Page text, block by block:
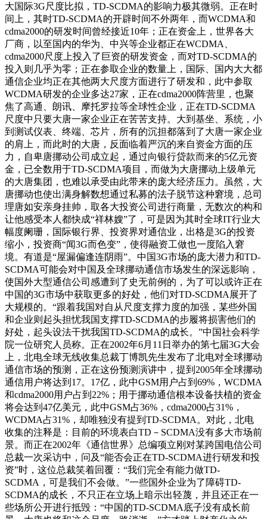
大国际3G尺度比拟，TD-SCDMA的影响力极其微弱。正在时
间上，其时TD-SCDMA的开辟时间不外两年，而WCDMA和
cdma2000的研发时间曾经接近10年；正在资金上，世界各大
厂商，以至国内的华为、中兴等企业都正在WCDMA、
cdma2000尺度上投入了巨资的研发资金，而对TD-SCDMA的
投入则几乎为零；正在参取企业的数量上，国际、国内大大都
通信企业均正在其他两大尺度方面进行了研发和，此中参取
WCDMA研发的企业多达27家，正在cdma2000阵营里，也聚
焦了高通、朗讯、摩托罗拉等全球性企业，正在TD-SCDMA
尺度中只要大唐一家企业正在苦苦支持。大到基坐、系统，小
到测试仪表、终端、芯片，所有的沉担都落到了大唐一家企业
的肩上，而此时的大唐，反面临着严沉的来自资金方面的压
力，自卑唐挪动公司成立起，通过向银行贷款而来的5亿元资
金，已全数用于TD-SCDMA项目，而做为大唐挪动上级单元
的大唐集团，也难以承受由此带来的庞大经济压力。虽然，大
唐挪动也使出满身解数想通过私募的法子脱节这种窘境，总司
理唐如安亲身挂帅，取各大投资公司进行商量，无数次的构和
让他感受本人都快成“祥林嫂”了，可是因为其时全球IT行业大
幅度阑珊，国际银行界、投资界对通信业，出格是3G的投资
缩小，投资商“闻3G而色变”，使得融资工做也一度陷入窘
境。有道是“屋漏偏逢连阴雨”。中国3G市场的庞大潜力和TD-
SCDMA可能会对中国及全球挪动通信市场发生的深远影响，
使国外大型通信公司感遭到了史无前例的，为了可以或许正在
中国的3G市场中获取更多的好处，他们对TD-SCDMA展开了
大规模的。“跟着我国对自从尺度支撑力度的加强，某些外国
和企业则起头担忧我国支撑TD-SCDMA的步履将损害他们的
好处，起头设法干扰我国TD-SCDMA的成长。”中国社会科学
院一位研究人员称。正在2002年6月11日举办的第七届3G大会
上，北电全球无线收集总裁丁博凯先生发布了北电对全球挪动
通信市场的预测，正在这份预测演讲中，提到2005年全球挪动
通信用户将达到17。17亿，此中GSM用户占到69%，WCDMA
和cdma2000用户占到22%；用于挪动通信根本设备扶植的资金
将会达到47亿美元，此中GSM占36%，cdma2000占31%，
WCDMA占31%，却唯独没有提到TD-SCDMA。对此，北电
收集的注释是：目前的环境表白TD－SCDMA没有多大市场前
景。而正在2002年《通信世界》总编项立刚对某跨国电信公司
总裁一次采访中，问及“能否会正在TD-SCDMA进行研发和投
资”时，这位总裁笑着回覆：“我们完全有能力做TD-
SCDMA，可是我们不会做。”一些国外企业为了障碍TD-
SCDMA的成长，不只正在立场上暗示出轻蔑，并且还正在一
些场所公开进行抵毁：“中国的TD-SCDMA底子没有成长前